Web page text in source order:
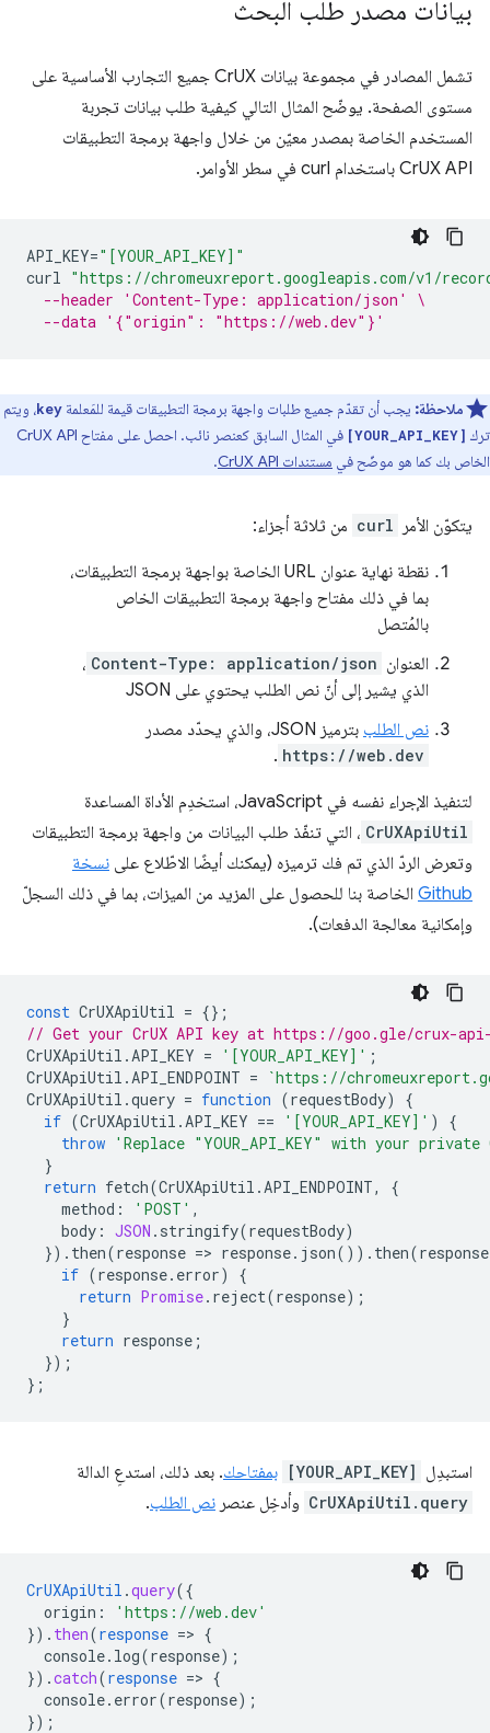
بيانات مصدر طلب البحث
تشمل المصادر في مجموعة بيانات CrUX جميع التجارب الأساسية على
مستوى الصفحة. يوضّح المثال التالي كيفية طلب بيانات تجربة
المستخدم الخاصة بمصدر معيّن من خلال واجهة برمجة التطبيقات
CrUX API باستخدام curl في سطر الأوامر.
API_KEY="[YOUR_API_KEY]"
curl "https://chromeuxreport.googleapis.com/v1/
--header 'Content-Type: application/json' \
--data '{"origin": "https://web.dev"}'
ملاحظة: يجب أن تقدّم جميع طلبات واجهة برمجة التطبيقات قيمة للمَعلمة key، ويتم
ترك [YOUR_API_KEY]
في المثال السابق كعنصر نائب. احصل على مفتاح CrUX API
الخاص بك كما هو موضّح في مستندات CrUX API .
يتكوّن الأمر curl من ثلاثة أجزاء:
نقطة نهاية عنوان URL الخاصة بواجهة برمجة التطبيقات،
بما في ذلك مفتاح واجهة برمجة التطبيقات الخاص
بالمُتصل
العنوان Content-Type: application/json ،
الذي يشير إلى أنّ نص الطلب يحتوي على JSON
نص الطلب بترميز JSON، والذي يحدّد مصدر
https://web.dev
.
لتنفيذ الإجراء نفسه في JavaScript، استخدِم الأداة المساعدة
CrUXApiUtil ، التي تنفّذ طلب البيانات من واجهة برمجة التطبيقات
وتعرض الردّ الذي تم فك ترميزه (يمكنك أيضًا الاطّلاع على نسخة
Github الخاصة بنا للحصول على المزيد من الميزات، بما في ذلك السجلّ
وإمكانية معالجة الدفعات).
const CrUXApiUtil = {};
// Get your CrUX API key at https://goo.gle/crux-
CrUXApiUtil .API_KEY = '[YOUR_API_KEY]' ;
CrUXApiUtil .API_ENDPOINT =
`https://
CrUXApiUtil .query = function (requestBody)
{
if (CrUXApiUtil .API_KEY == '[YOUR_API_KEY]' )
{
throw 'Replace "YOUR_API_KEY" with your
}
return fetch(CrUXApiUtil .API_ENDPOINT,
{
method : 'POST' ,
body : JSON . stringify(requestBody)
}). then(response => response. json()). then(response
if (response. error)
{
return Promise. reject(response);
}
return response ;
});
};
استبدِل [YOUR_API_KEY] بمفتاحك. بعد ذلك، استدعِ الدالة
CrUXApiUtil.query وأدخِل عنصر نص الطلب.
CrUXApiUtil .query({
origin :
'https://web.dev'
}) . then(response => {
console.log(response) ;
}) .catch(response => {
console.error(response) ;
});